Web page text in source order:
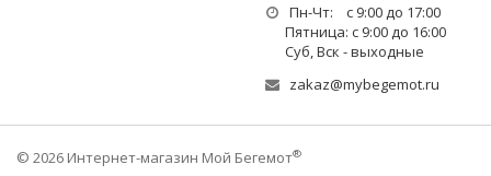
Пн-Чт: с 9:00 до 17:00
Пятница: с 9:00 до 16:00
Суб, Вск - выходные
zakaz@mybegemot.ru
© 2026 Интернет-магазин Мой Бегемот®